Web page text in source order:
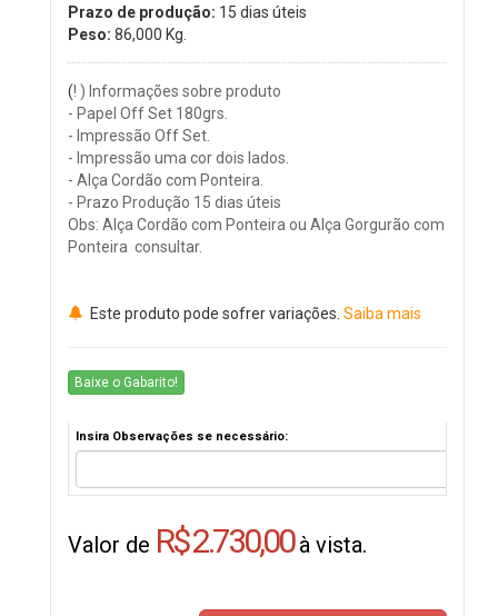
Prazo de produção: 15 dias úteis
Peso: 86,000 Kg.
(! ) Informações sobre produto
- Papel Off Set 180grs.
- Impressão Off Set.
- Impressão uma cor dois lados.
- Alça Cordão com Ponteira.
- Prazo Produção 15 dias úteis
Obs: Alça Cordão com Ponteira ou Alça Gorgurão com
Ponteira consultar.
Este produto pode sofrer variações. Saiba mais
Baixe o Gabarito!
Insira Observações se necessário:
Valor de R$ 2.730,00à vista.